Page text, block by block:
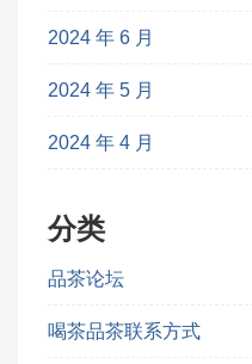
2024 年 6 月
2024 年 5 月
2024 年 4 月
分类
品茶论坛
喝茶品茶联系方式